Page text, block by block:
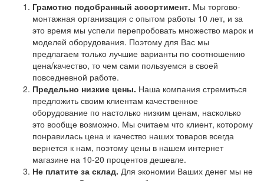
Грамотно подобранный ассортимент. Мы торгово-
монтажная организация с опытом работы 10 лет, и за
это время мы успели перепробовать множество марок и
моделей оборудования. Поэтому для Вас мы
предлагаем только лучшие варианты по соотношению
цена/качество, то чем сами пользуемся в своей
повседневной работе.
Предельно низкие цены. Наша компания стремиться
предложить своим клиентам качественное
оборудование по настолько низким ценам, насколько
это вообще возможно. Мы считаем что клиент, которому
понравилась цена и качество наших товаров всегда
вернется к нам, поэтому цены в нашем интернет
магазине на 10-20 процентов дешевле.
Не платите за склад. Для экономии Ваших денег мы не